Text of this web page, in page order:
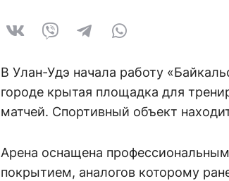
В Улан-Удэ начала работу
городе крытая площадка для
матчей. Спортивный объект
Арена оснащена
покрытием, аналогов которому